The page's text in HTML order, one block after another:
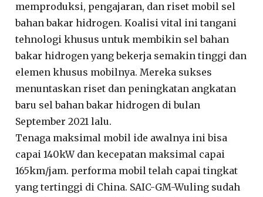
memproduksi, pengajaran, dan riset mobil sel
bahan bakar hidrogen. Koalisi vital ini tangani
tehnologi khusus untuk membikin sel bahan
bakar hidrogen yang bekerja semakin tinggi dan
elemen khusus mobilnya. Mereka sukses
menuntaskan riset dan peningkatan angkatan
baru sel bahan bakar hidrogen di bulan
September 2021 lalu.
Tenaga maksimal mobil ide awalnya ini bisa
capai 140kW dan kecepatan maksimal capai
165km/jam. performa mobil telah capai tingkat
yang tertinggi di China. SAIC-GM-Wuling sudah